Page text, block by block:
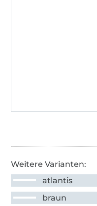
Weitere Varianten:
atlantis
braun